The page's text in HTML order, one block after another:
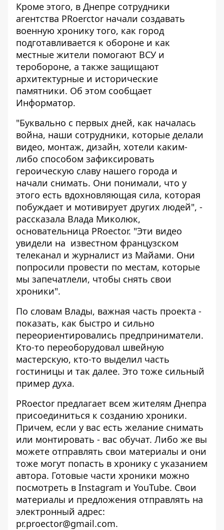
Кроме этого, в Днепре сотрудники
агентства PRoerctor начали создавать
военную хронику того, как город
подготавливается к обороне и как
местные жители помогают ВСУ и
теробороне, а также защищают
архитектурные и исторические
памятники. Об этом сообщает
Информатор.
"Буквально с первых дней, как началась
война, наши сотрудники, которые делали
видео, монтаж, дизайн, хотели каким-
либо способом зафиксировать
героическую славу нашего города и
начали снимать. Они понимали, что у
этого есть вдохновляющая сила, которая
побуждает и мотивирует других людей", -
рассказала Влада Миколюк,
основательница PRoector. "Эти видео
увидели на известном французском
телеканал и журналист из Майами. Они
попросили провести по местам, которые
мы запечатлели, чтобы снять свои
хроники".
По словам Влады, важная часть проекта -
показать, как быстро и сильно
переориентировались предприниматели.
Кто-то переоборудовал швейную
мастерскую, кто-то выделил часть
гостиницы и так далее. Это тоже сильный
пример духа.
PRoector предлагает всем жителям Днепра
присоединиться к созданию хроники.
Причем, если у вас есть желание снимать
или монтировать - вас обучат. Либо же вы
можете отправлять свои материалы и они
тоже могут попасть в хронику с указанием
автора. Готовые части хроники можно
посмотреть в Instagram и YouTube. Свои
материалы и предложения отправлять на
электронный адрес:
pr.proector@gmail.com.